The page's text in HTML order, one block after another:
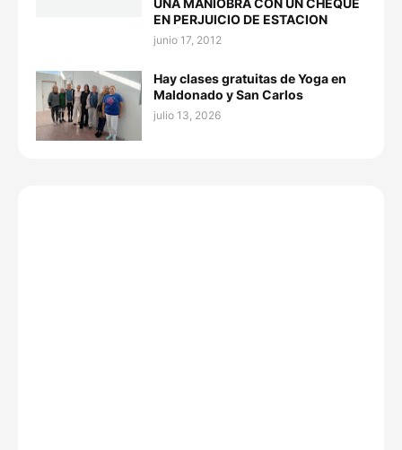
UNA MANIOBRA CON UN CHEQUE
EN PERJUICIO DE ESTACION
junio 17, 2012
Hay clases gratuitas de Yoga en
Maldonado y San Carlos
julio 13, 2026